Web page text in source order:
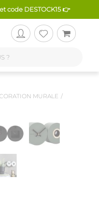
code DESTOCK15 👉
MURALE